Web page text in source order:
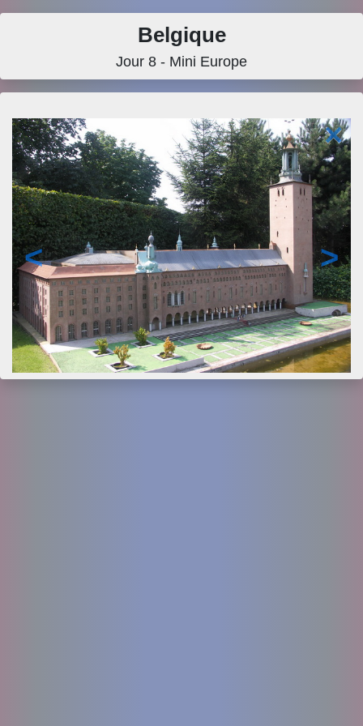
Belgique
Jour 8 - Mini Europe
×
< >